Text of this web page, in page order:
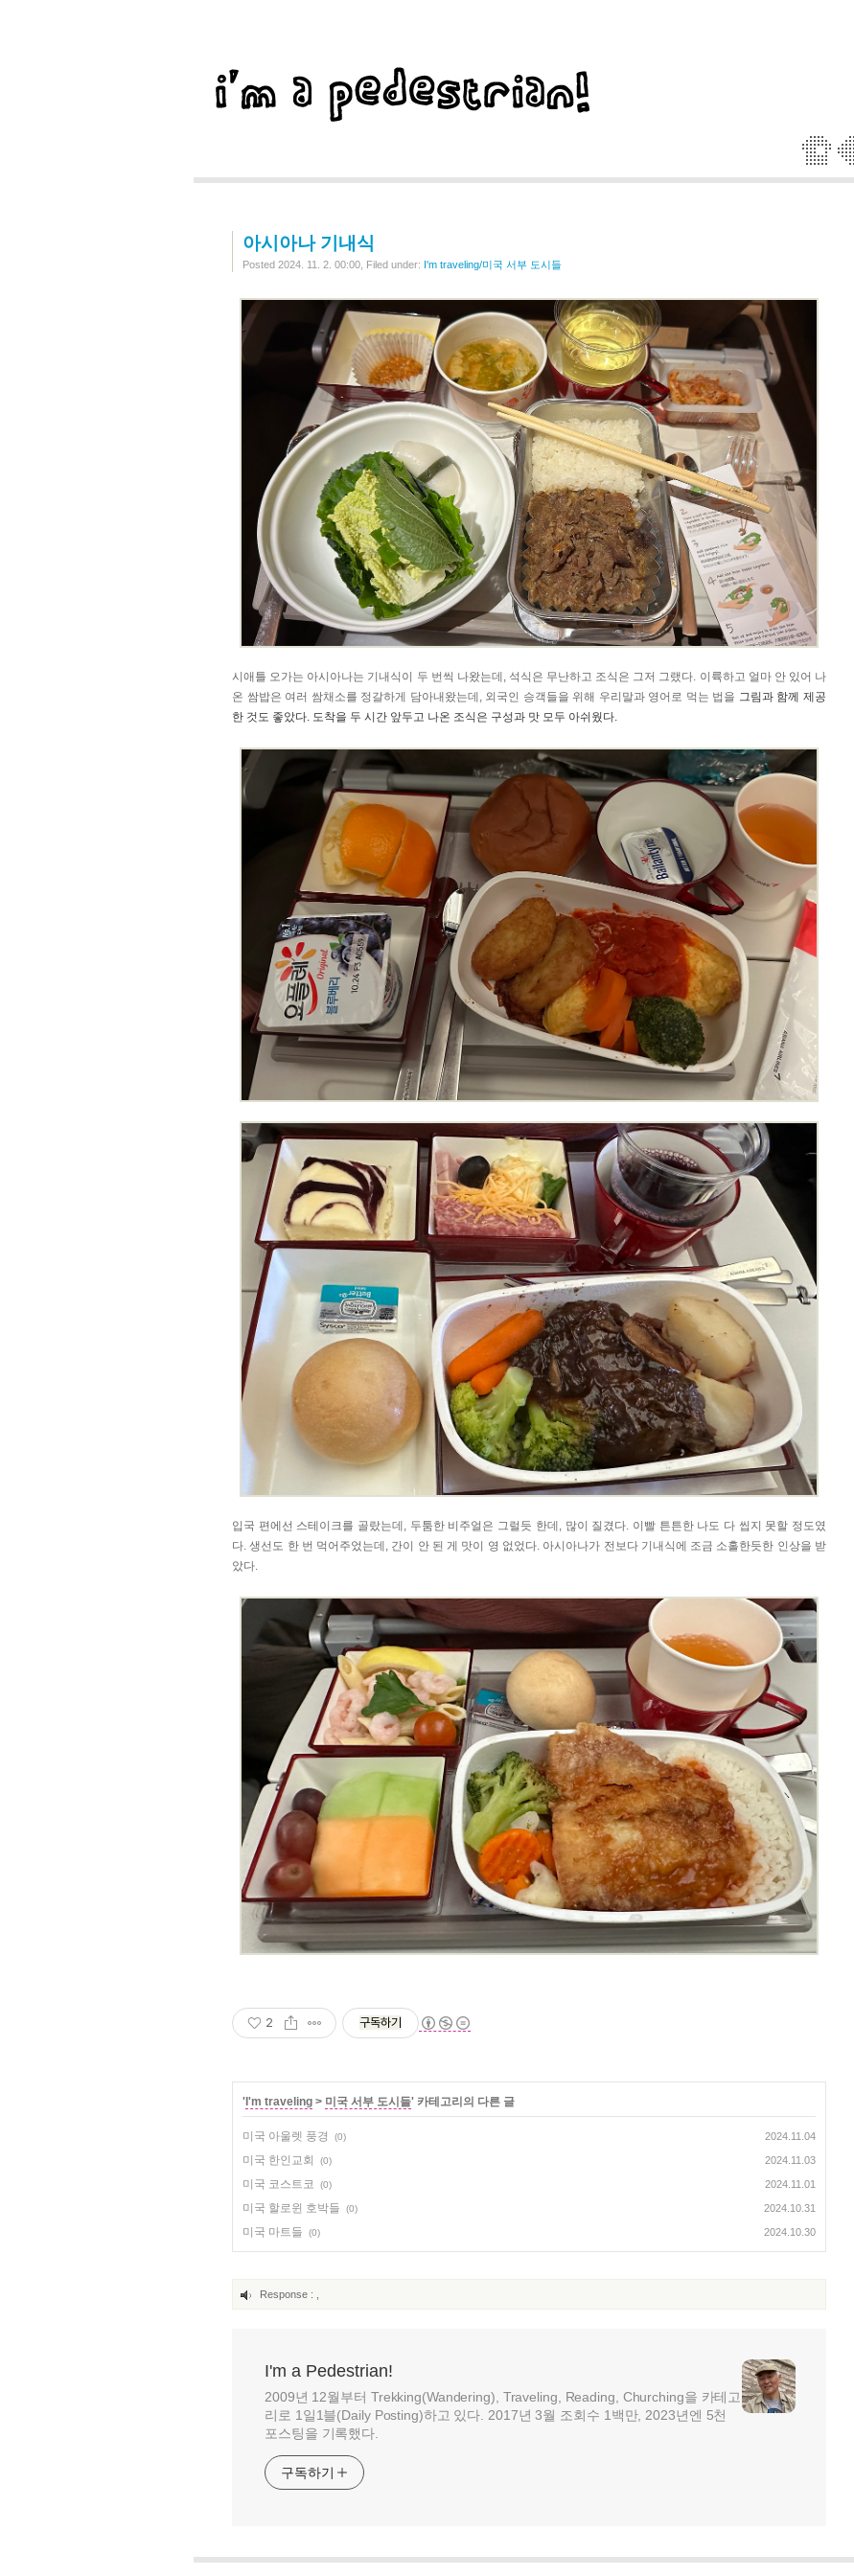
아시아나 기내식
Posted 2024. 11. 2. 00:00, Filed under: I'm traveling/미국 서부 도시들
시애틀 오가는 아시아나는 기내식이 두 번씩 나왔는데, 석식은 무난하고 조식은 그저 그랬다. 이륙하고 얼마 안 있어 나
온 쌈밥은 여러 쌈채소를 정갈하게 담아내왔는데, 외국인 승객들을 위해 우리말과 영어로 먹는 법을 그림과 함께 제공
한 것도 좋았다. 도착을 두 시간 앞두고 나온 조식은 구성과 맛 모두 아쉬웠다.
입국 편에선 스테이크를 골랐는데, 두툼한 비주얼은 그럴듯 한데, 많이 질겼다. 이빨 튼튼한 나도 다 씹지 못할 정도였
다. 생선도 한 번 먹어주었는데, 간이 안 된 게 맛이 영 없었다. 아시아나가 전보다 기내식에 조금 소홀한듯한 인상을 받
았다.
2 구독하기
'I'm traveling > 미국 서부 도시들' 카테고리의 다른 글
미국 아울렛 풍경 (0) 2024.11.04
미국 한인교회 (0) 2024.11.03
미국 코스트코 (0) 2024.11.01
미국 할로윈 호박들 (0) 2024.10.31
미국 마트들 (0) 2024.10.30
Response :
I'm a Pedestrian!
2009년 12월부터 Trekking(Wandering), Traveling, Reading, Churching을 카테고
리로 1일1블(Daily Posting)하고 있다. 2017년 3월 조회수 1백만, 2023년엔 5천
포스팅을 기록했다.
구독하기